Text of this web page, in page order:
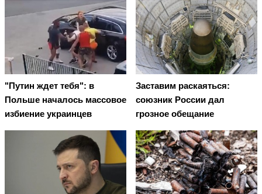
"Путин ждет тебя": в
Польше началось массовое
избиение украинцев
Заставим раскаяться:
союзник России дал
грозное обещание